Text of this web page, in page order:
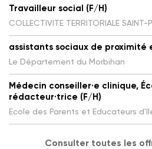
Travailleur social (F/H)
COLLECTIVITE TERRITORIALE SAINT-
assistants sociaux de proximité
Le Département du Morbihan
Médecin conseiller·e clinique,
rédacteur·trice (F/H)
Ecole des Parents et Educateurs
Consulter toutes les